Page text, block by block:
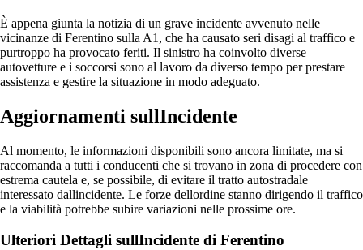
È appena giunta la notizia di un grave incidente avvenuto nelle
vicinanze di Ferentino sulla A1, che ha causato seri disagi al traffico e
purtroppo ha provocato feriti. Il sinistro ha coinvolto diverse
autovetture e i soccorsi sono al lavoro da diverso tempo per prestare
assistenza e gestire la situazione in modo adeguato.
Aggiornamenti sullIncidente
Al momento, le informazioni disponibili sono ancora limitate, ma si
raccomanda a tutti i conducenti che si trovano in zona di procedere con
estrema cautela e, se possibile, di evitare il tratto autostradale
interessato dallincidente. Le forze dellordine stanno dirigendo il traffico
e la viabilità potrebbe subire variazioni nelle prossime ore.
Ulteriori Dettagli sullIncidente di Ferentino